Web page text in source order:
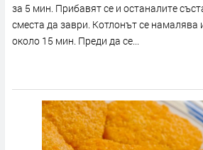
за 5 мин. Прибавят се и останалите
сместа да заври. Котлонът се намалява
около 15 мин. Преди да се...